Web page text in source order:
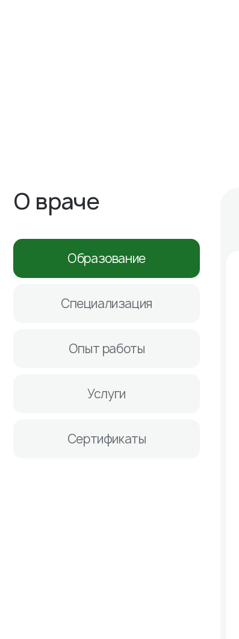
О враче
Образование
Специализация
Опыт работы
Услуги
Сертификаты